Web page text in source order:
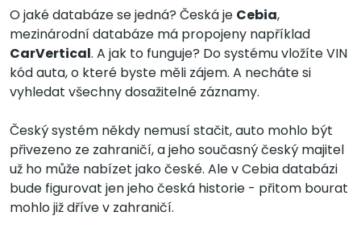
O jaké databáze se jedná? Česká je Cebia,
mezinárodní databáze má propojeny například
CarVertical. A jak to funguje? Do systému vložíte VIN
kód auta, o které byste měli zájem. A necháte si
vyhledat všechny dosažitelné záznamy.
Český systém někdy nemusí stačit, auto mohlo být
přivezeno ze zahraničí, a jeho současný český majitel
už ho může nabízet jako české. Ale v Cebia databázi
bude figurovat jen jeho česká historie - přitom bourat
mohlo již dříve v zahraničí.